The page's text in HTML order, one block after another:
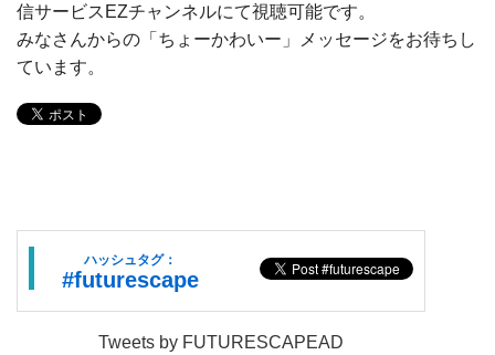
信サービスEZチャンネルにて視聴可能です。
みなさんからの「ちょーかわいー」メッセージをお待ちし
ています。
ハッシュタグ：
#futurescape
Tweets by FUTURESCAPEAD